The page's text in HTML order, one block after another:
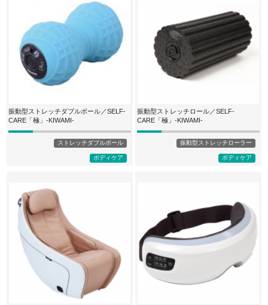
振動型ストレッチダブルボール／SELF-
CARE「極」-KIWAMI-
ストレッチダブルボール
ボディケア
振動型ストレッチロール／SELF-
CARE「極」-KIWAMI-
振動型ストレッチローラー
ボディケア